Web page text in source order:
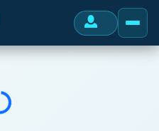
Indlæser...